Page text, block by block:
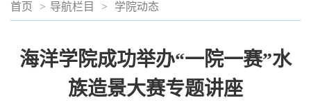
首页 > 导航栏目 > 学院动态
海洋学院成功举办“一院一赛”水
族造景大赛专题讲座